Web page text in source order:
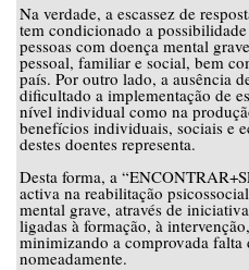
Na verdade, a escassez de
tem condicionado a
pessoas com doença mental
pessoal, familiar e social, bem
país. Por outro lado, a ausência
dificultado a implementação de
nível individual como na
benefícios individuais, sociais e
destes doentes representa.
Desta forma, a
activa na reabilitação
mental grave, através de
ligadas à formação, à
minimizando a comprovada falta
nomeadamente.